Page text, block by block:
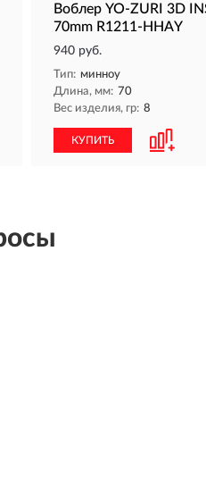
Воблер YO-ZURI 3D
70mm R1211-HHAY
940 руб.
Тип: минноу
Длина, мм: 70
Вес изделия, гр: 8
КУПИТЬ